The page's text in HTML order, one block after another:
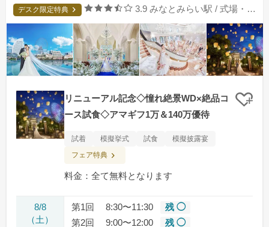
デスク限定特典 口コミ評価
3.9 みなとみらい駅 / 式場・ゲストハウス
リニューアル記念◇憧れ絶景WD×絶品コ
ース試食◇アマギフ1万＆140万優待
クリ
試着 模擬挙式 試食
模擬披露宴
フェア特典
料金：全て無料となります
8/8
（土）
第1回 8:30〜11:30
残 ◯
第2回
9:00〜12:00 残 ◯